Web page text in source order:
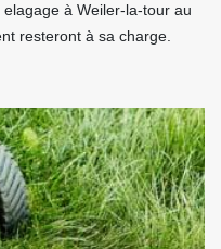
à Weiler-la-tour au
resteront à sa charge.